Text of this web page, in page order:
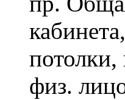
потолки,
физ.